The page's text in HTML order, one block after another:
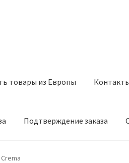
товары из Европы
Подтверждение заказа
из Европы